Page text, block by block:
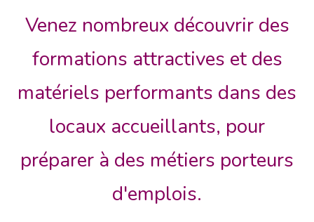
Venez nombreux découvrir des
formations attractives et des
matériels performants dans des
locaux accueillants, pour
préparer à des métiers porteurs
d'emplois.